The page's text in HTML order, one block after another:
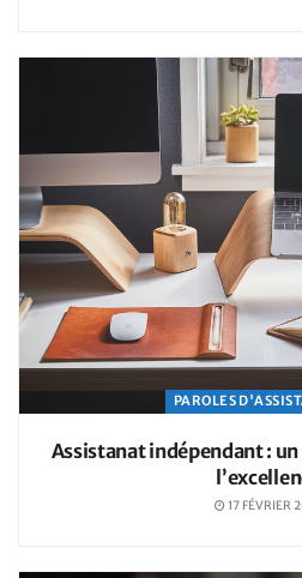
PAROLES
Assistanat indépendant :
17 FÉVRIER